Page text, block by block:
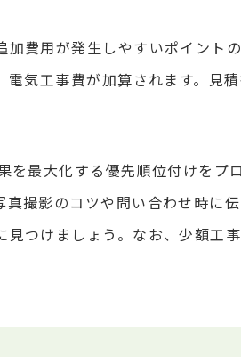
費用が発生しやすいポイント
気工事費が加算されます。見
最大化する優先順位付けをプ
撮影のコツや問い合わせ時に
つけましょう。なお、少額工